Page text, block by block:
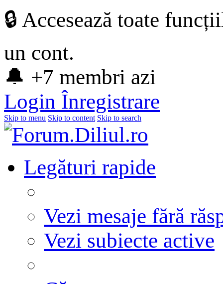
🔒 Accesează toate
un cont.
🔔 +7 membri azi
Login Înregistrare
Skip to menu Skip to content Skip to search
Legături rapide
Vezi mesaje fără
Vezi subiecte active